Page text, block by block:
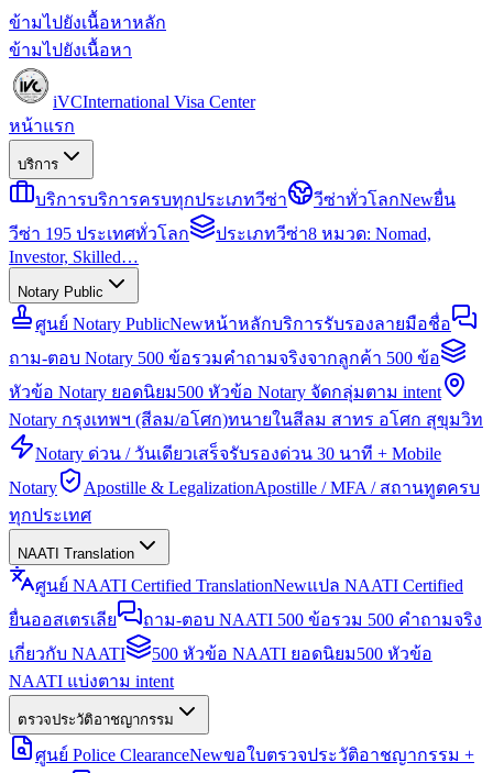
ข้ามไปยังเนื้อหาหลัก
ข้ามไปยังเนื้อหา
iVCInternational Visa Center
หน้าแรก
บริการ
บริการบริการครบทุกประเภทวีซ่า วีซ่าทั่วโลกNewยื่น
วีซ่า 195 ประเทศทั่วโลก
ประเภทวีซ่า8 หมวด: Nomad,
Investor, Skilled…
Notary Public
ศูนย์ Notary PublicNewหน้าหลักบริการรับรองลายมือชื่อ
ถาม-ตอบ Notary 500 ข้อรวมคำถามจริงจากลูกค้า 500 ข้อ
หัวข้อ Notary ยอดนิยม500 หัวข้อ Notary จัดกลุ่มตาม intent
Notary กรุงเทพฯ (สีลม/อโศก)ทนายในสีลม สาทร อโศก สุขุมวิท
Notary ด่วน / วันเดียวเสร็จรับรองด่วน 30 นาที + Mobile
Notary
Apostille & LegalizationApostille / MFA / สถานทูตครบ
ทุกประเทศ
NAATI Translation
ศูนย์ NAATI Certified TranslationNewแปล NAATI Certified
ยื่นออสเตรเลีย
ถาม-ตอบ NAATI 500 ข้อรวม 500 คำถามจริง
เกี่ยวกับ NAATI
500 หัวข้อ NAATI ยอดนิยม500 หัวข้อ
NAATI แบ่งตาม intent
ตรวจประวัติอาชญากรรม
ศูนย์ Police ClearanceNewขอใบตรวจประวัติอาชญากรรม +